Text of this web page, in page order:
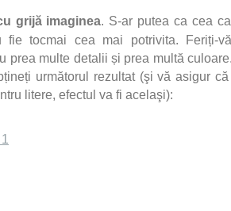
grijă imaginea . S-ar putea ca cea
fie tocmai cea mai potrivita. Feriți-
prea multe detalii și prea multă
următorul rezultat (şi vă asigur
litere, efectul va fi acelaşi):